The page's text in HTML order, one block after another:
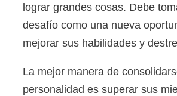
lograr grandes cosas. Debe
desafío como una nueva
mejorar sus habilidades y
La mejor manera de
personalidad es superar sus